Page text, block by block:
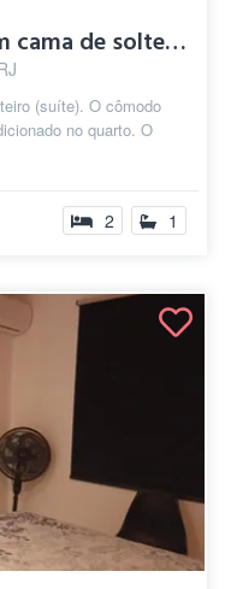
Quarto de empregada com cama de solteiro...
(suíte). O cômodo
no quarto. O
2 1